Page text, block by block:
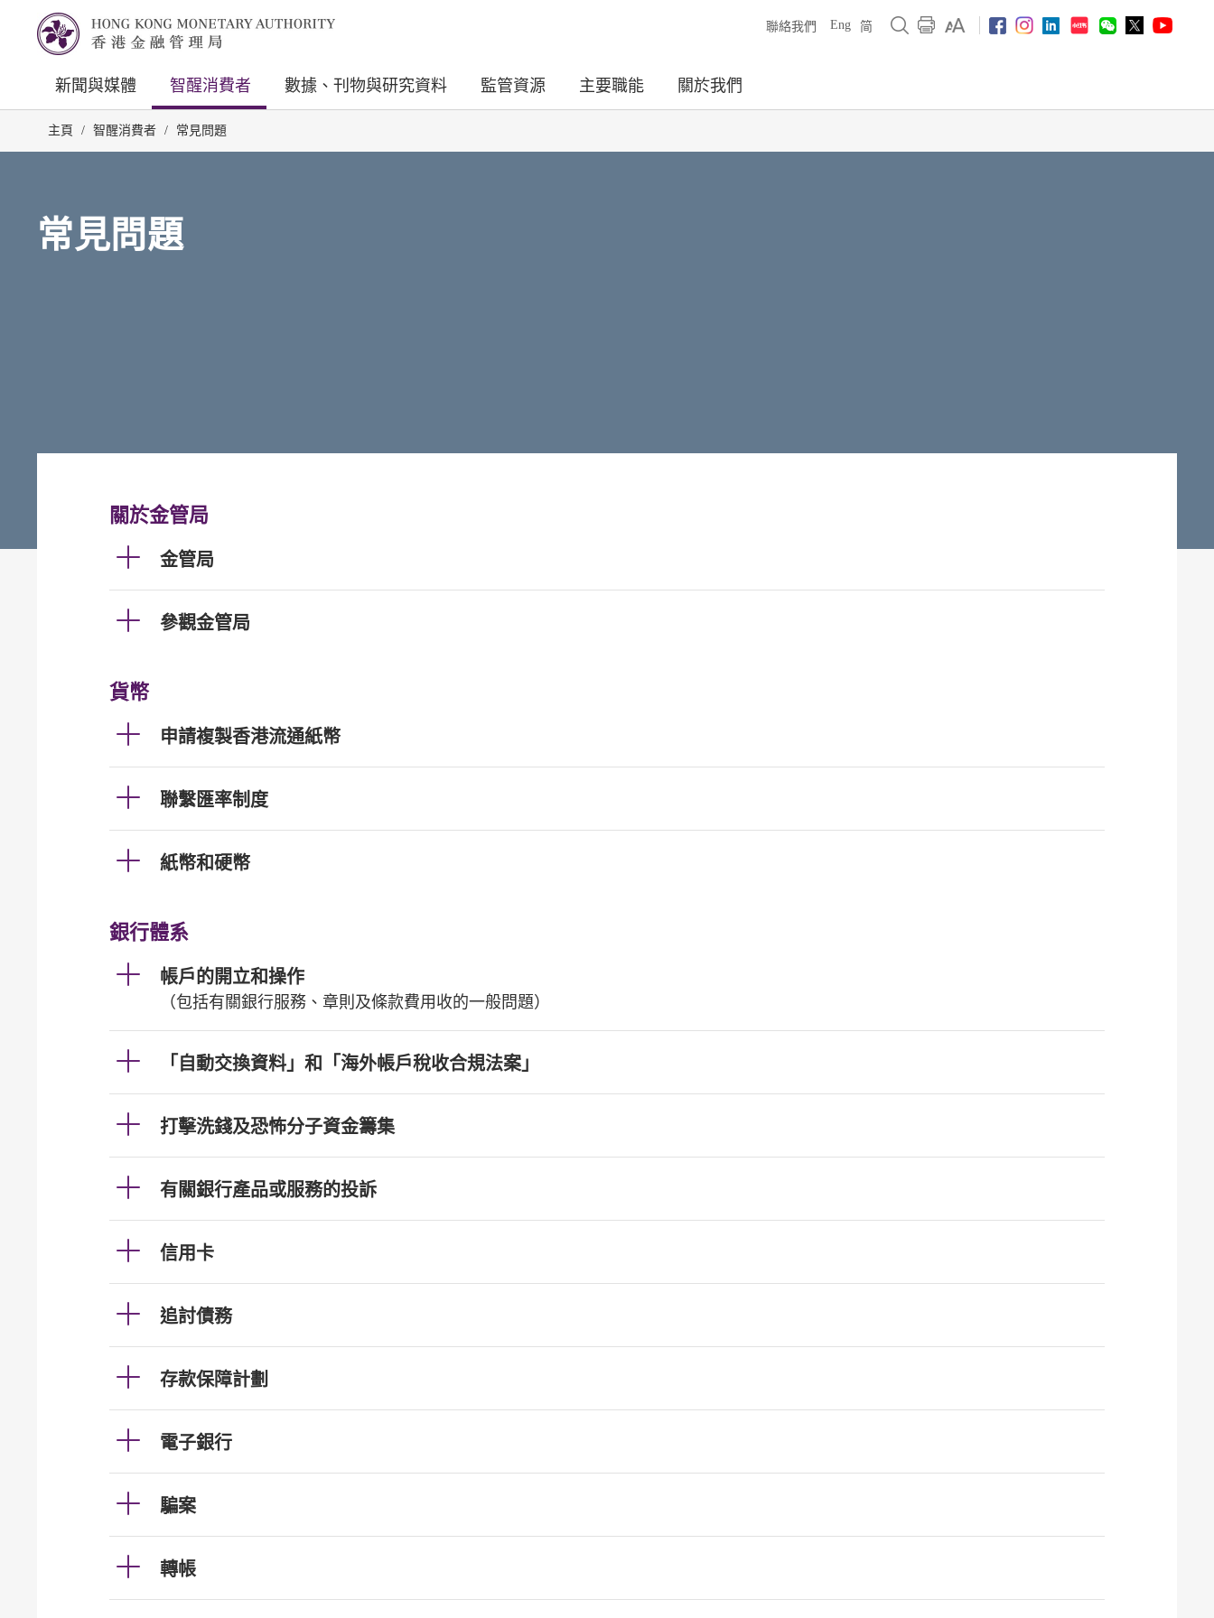
聯絡我們 Eng 简
新聞與媒體 智醒消費者 數據、刊物與研究資料 監管資源 主要職能 關於我們
主頁 / 智醒消費者 / 常見問題
常見問題
關於金管局
金管局
參觀金管局
貨幣
申請複製香港流通紙幣
聯繫匯率制度
紙幣和硬幣
銀行體系
帳戶的開立和操作
（包括有關銀行服務、章則及條款費用收的一般問題）
「自動交換資料」和「海外帳戶稅收合規法案」
打擊洗錢及恐怖分子資金籌集
有關銀行產品或服務的投訴
信用卡
追討債務
存款保障計劃
電子銀行
騙案
轉帳